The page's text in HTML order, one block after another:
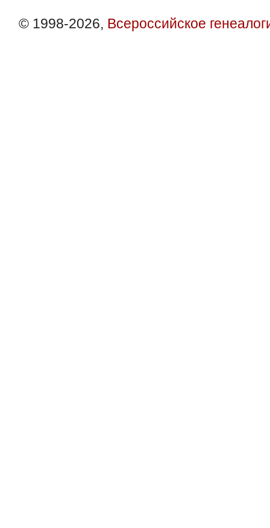
© 1998-2026, Всероссийское